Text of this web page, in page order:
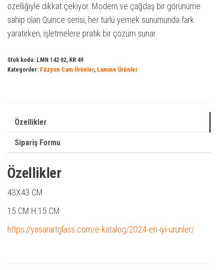
özelliğiyle dikkat çekiyor. Modern ve çağdaş bir görünüme
sahip olan Quince serisi, her türlü yemek sunumunda fark
yaratırken, işletmelere pratik bir çözüm sunar.
Stok kodu: LMN 142 02, KR 49
Kategoriler: Füzyon Cam Ürünler, Lamine Ürünler
Özellikler
Sipariş Formu
Özellikler
43X43 CM
15 CM H:15 CM
https://yasarartglass.com/e-katalog/2024-en-iyi-urunler/